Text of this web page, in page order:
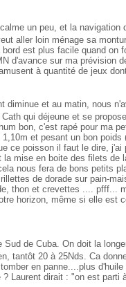
un peu, et la
aller loin ménage sa
est plus facile quand on
d'avance sur ma prévision
à quantité de jeux
diminue et au matin, nous
qui déjeune et se
bon, c'est rapé pour ma
1,10m et pesant un bon
ce poisson il faut le dire,
la mise en boite des filets
nous fera de bons petits
de dorade sur pain-
thon et crevettes ....
horizon, même si elle est
Sud de Cuba. On doit la
tantôt 20 à 25Nds. Ca
en panne....plus
Laurent dirait : "on est parti